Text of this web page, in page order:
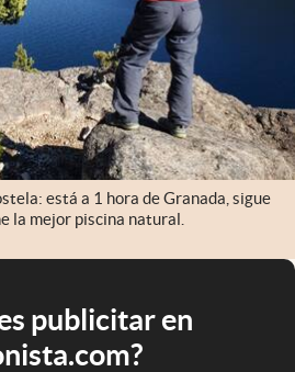
está a 1 hora de Granada, sigue
la mejor piscina natural.
publicitar en